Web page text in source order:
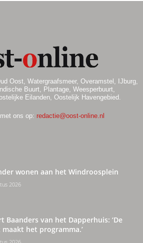
Oost, Watergraafsmeer, Overamstel, IJburg,
Buurt, Plantage, Weesperbuurt,
Eilanden, Oostelijk Havengebied.
ons op: redactie@oost-online.nl
wonen aan het Windroosplein
2026
Baanders van het Dapperhuis: ‘De
het programma.’